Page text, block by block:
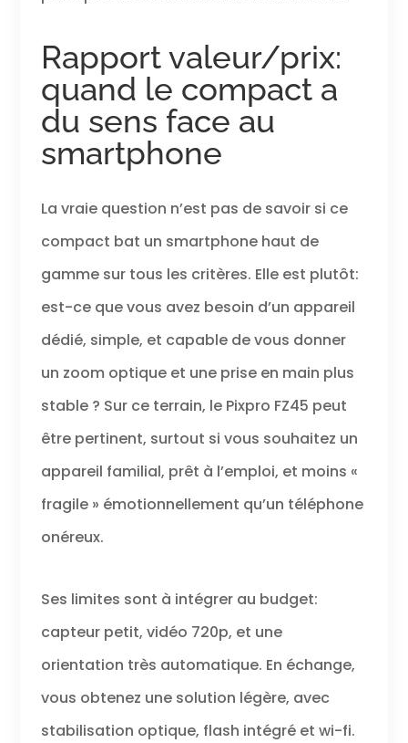
Rapport valeur/prix:
quand le compact a
du sens face au
smartphone
La vraie question n’est pas de savoir si ce
compact bat un smartphone haut de
gamme sur tous les critères. Elle est plutôt:
est-ce que vous avez besoin d’un appareil
dédié, simple, et capable de vous donner
un zoom optique et une prise en main plus
stable ? Sur ce terrain, le Pixpro FZ45 peut
être pertinent, surtout si vous souhaitez un
appareil familial, prêt à l’emploi, et moins «
fragile » émotionnellement qu’un téléphone
onéreux.
Ses limites sont à intégrer au budget:
capteur petit, vidéo 720p, et une
orientation très automatique. En échange,
vous obtenez une solution légère, avec
stabilisation optique, flash intégré et wi-fi.